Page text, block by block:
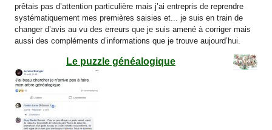
prêtais pas d’attention particulière mais j’ai entrepris de reprendre
systématiquement mes premières saisies et... je suis en train de
changer d’avis au vu des erreurs que je suis amené à corriger mais
aussi des compléments d’informations que je trouve aujourd’hui.
Le puzzle généalogique